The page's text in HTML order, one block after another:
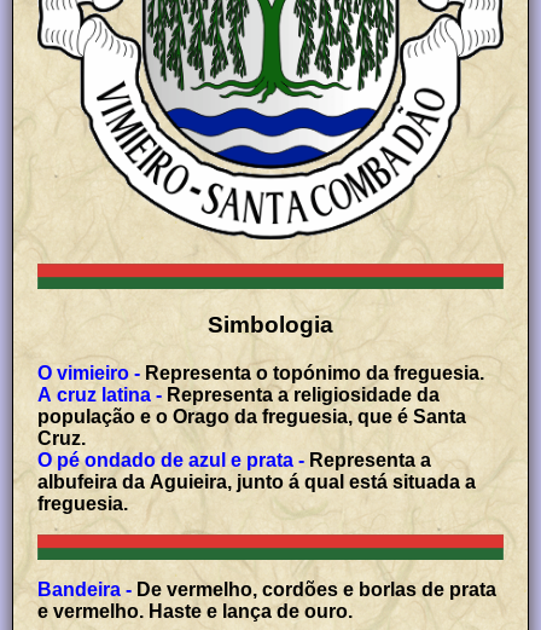
Simbologia
O vimieiro - Representa o topónimo da freguesia.
A cruz latina - Representa a religiosidade da
população e o Orago da freguesia, que é Santa
Cruz.
O pé ondado de azul e prata - Representa a
albufeira da Aguieira, junto á qual está situada a
freguesia.
Bandeira - De vermelho, cordões e borlas de prata
e vermelho. Haste e lança de ouro.